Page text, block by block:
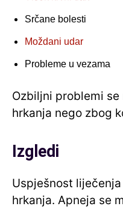
Srčane bolesti
Moždani udar
Probleme u vezama
Ozbiljni problemi
hrkanja nego zbog
Izgledi
Uspješnost
hrkanja. Apneja se